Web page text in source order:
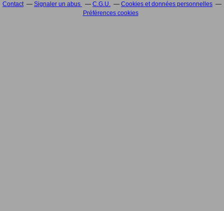
Contact
Signaler un abus C.G.U.
Cookies et données personnelles
Préférences cookies